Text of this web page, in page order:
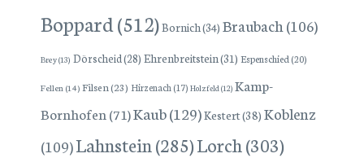
Boppard (512)Bornich(34) Braubach (106)
Brey(13) Dörscheid(28) Ehrenbreitstein(31) Espenschied (20)
Fellen (14) Filsen(23) Hirzenach (17) Holzfeld (12) Kamp-
Bornhofen (71)Kaub(129)Kestert(38) Koblenz
(109)Lahnstein(285)Lorch(303)